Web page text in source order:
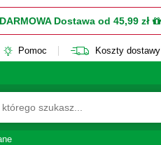
DARMOWA Dostawa od 45,99 zł
Pomoc Koszty dostawy